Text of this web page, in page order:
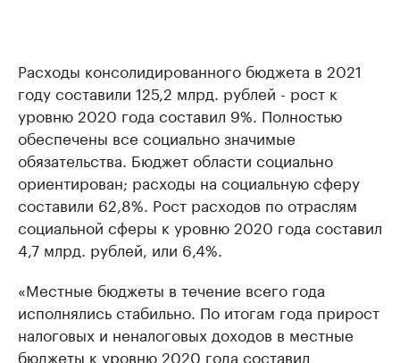
Расходы консолидированного бюджета в 2021
году составили 125,2 млрд. рублей - рост к
уровню 2020 года составил 9%. Полностью
обеспечены все социально значимые
обязательства. Бюджет области социально
ориентирован; расходы на социальную сферу
составили 62,8%. Рост расходов по отраслям
социальной сферы к уровню 2020 года составил
4,7 млрд. рублей, или 6,4%.
«Местные бюджеты в течение всего года
исполнялись стабильно. По итогам года прирост
налоговых и неналоговых доходов в местные
бюджеты к уровню 2020 года составил